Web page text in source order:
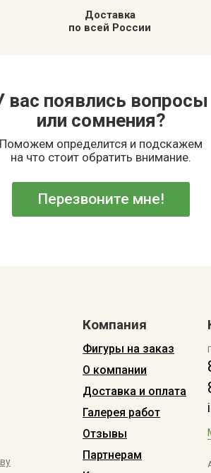
Доставка
по всей России
вас появлись вопросы
или сомнения?
Поможем определится и подскажем
на что стоит обратить внимание.
Перезвоните мне!
Компания
Фигуры на заказ
О компании
Доставка и оплата
Галерея работ
Отзывы
Партнерам